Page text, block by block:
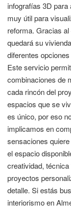
infografías 3D
muy útil para
reforma. Gracias
quedará su
diferentes
Este servicio
combinaciones de
cada rincón del
espacios que se
es único, por eso
implicamos en
sensaciones
el espacio
creatividad,
proyectos
detalle. Si estás
interiorismo en